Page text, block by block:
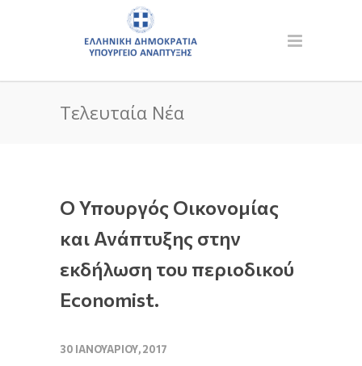
Τελευταία Νέα
O Υπουργός Οικονομίας
και Ανάπτυξης στην
εκδήλωση του περιοδικού
Economist.
30 ΙΑΝΟΥΑΡΊΟΥ, 2017